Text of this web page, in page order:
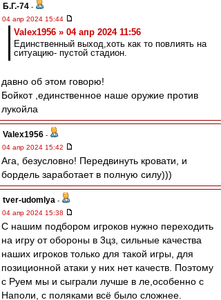
Б.Г.-74 -
04 апр 2024 15:44
Valex1956 » 04 апр 2024 11:56
Единственный выход,хоть как то повлиять на
ситуацию- пустой стадион.
давно об этом говорю!
Бойкот ,единственное наше оружие против
лукойла
Valex1956 -
04 апр 2024 15:42
Ага, безусловно! Передвинуть кровати, и
бордель заработает в полную силу)))
tver-udomlya -
04 апр 2024 15:38
С нашим подбором игроков нужно переходить
на игру от обороны в 3цз, сильные качества
наших игроков только для такой игры, для
позиционной атаки у них нет качеств. Поэтому
с Руем мы и сыграли лучше в ле,особенно с
Наполи, с поляками всё было сложнее.